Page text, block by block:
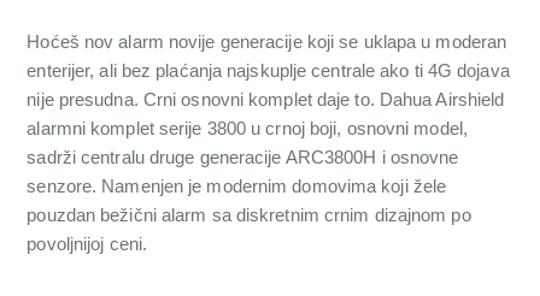
Hoćeš nov alarm novije generacije koji se uklapa u moderan
enterijer, ali bez plaćanja najskuplje centrale ako ti 4G dojava
nije presudna. Crni osnovni komplet daje to. Dahua Airshield
alarmni komplet serije 3800 u crnoj boji, osnovni model,
sadrži centralu druge generacije ARC3800H i osnovne
senzore. Namenjen je modernim domovima koji žele
pouzdan bežični alarm sa diskretnim crnim dizajnom po
povoljnijoj ceni.